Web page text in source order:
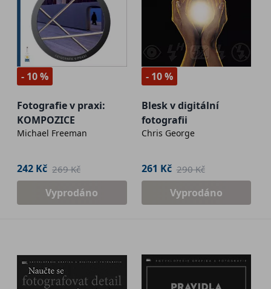
- 10 %
Fotografie v praxi:
KOMPOZICE
Michael Freeman
242 Kč 269 Kč
Vyprodáno
- 10 %
Blesk v digitální
fotografii
Chris George
261 Kč 290 Kč
Vyprodáno